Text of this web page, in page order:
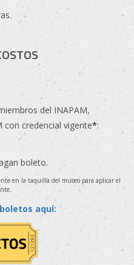
del INAPAM,
credencial vigente*:
boleto.
en la taquilla del museo para aplicar el
aquí: